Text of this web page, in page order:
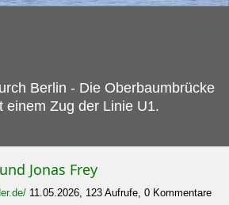
Berlin - Die Oberbaumbrücke
einem Zug der Linie U1.
Jonas Frey
11.05.2026, 123 Aufrufe, 0 Kommentare